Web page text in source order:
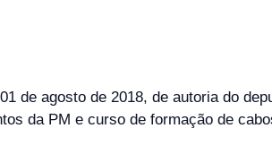
de agosto de 2018, de autoria do
da PM e curso de formação de